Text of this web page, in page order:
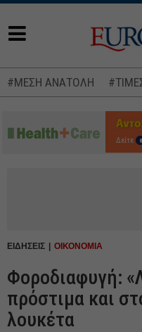
#ΜΕΣΗ ΑΝΑΤΟΛΗ
Δείτε
ΕΙΔΗΣΕΙΣ ΟΙΚΟΝΟΜΙΑ
Φοροδιαφυγή:
πρόστιμα και
λουκέτα